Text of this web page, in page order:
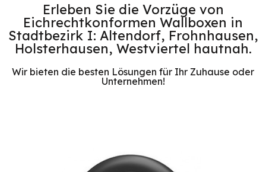
Erleben Sie die Vorzüge von
Eichrechtkonformen Wallboxen in
Stadtbezirk I: Altendorf, Frohnhausen,
Holsterhausen, Westviertel hautnah.
Wir bieten die besten Lösungen für Ihr Zuhause oder
Unternehmen!